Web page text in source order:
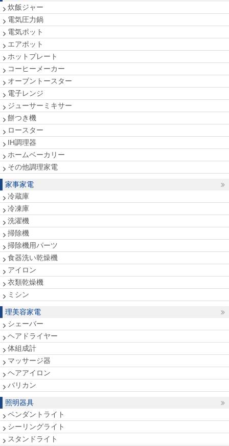
炊飯ジャー
電気圧力鍋
電気ポット
エアポット
ホットプレート
コーヒーメーカー
オーブントースター
電子レンジ
ジューサーミキサー
餅つき機
ロースター
IH調理器
ホームベーカリー
その他調理家電
家事家電
冷蔵庫
冷凍庫
洗濯機
掃除機
掃除機用パーツ
食器洗い乾燥機
アイロン
衣類乾燥機
ミシン
理美容家電
シェーバー
ヘアドライヤー
体組成計
マッサージ器
ヘアアイロン
バリカン
照明器具
ペンダントライト
シーリングライト
スタンドライト